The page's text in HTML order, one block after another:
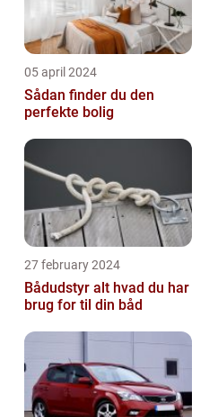
05 april 2024
Sådan finder du den
perfekte bolig
27 february 2024
Bådudstyr alt hvad du har
brug for til din båd